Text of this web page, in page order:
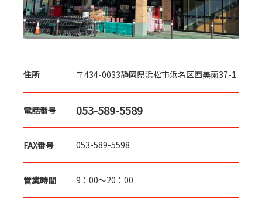
住所 〒434-0033静岡県浜松市浜名区西美薗37-1
電話番号 053-589-5589
FAX番号 053-589-5598
営業時間 9：00～20：00